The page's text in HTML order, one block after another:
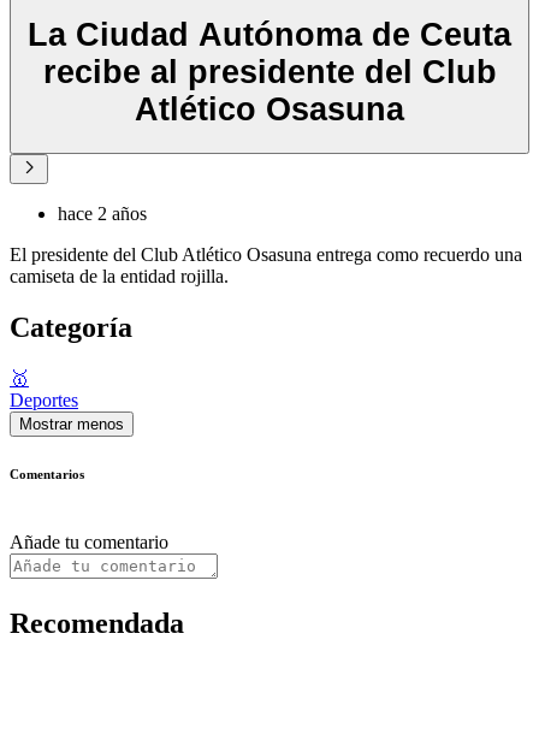
La Ciudad Autónoma de Ceuta
recibe al presidente del Club
Atlético Osasuna
hace 2 años
El presidente del Club Atlético Osasuna entrega como recuerdo una
camiseta de la entidad rojilla.
Categoría
🥇
Deportes
Mostrar menos
Comentarios
Añade tu comentario
Recomendada